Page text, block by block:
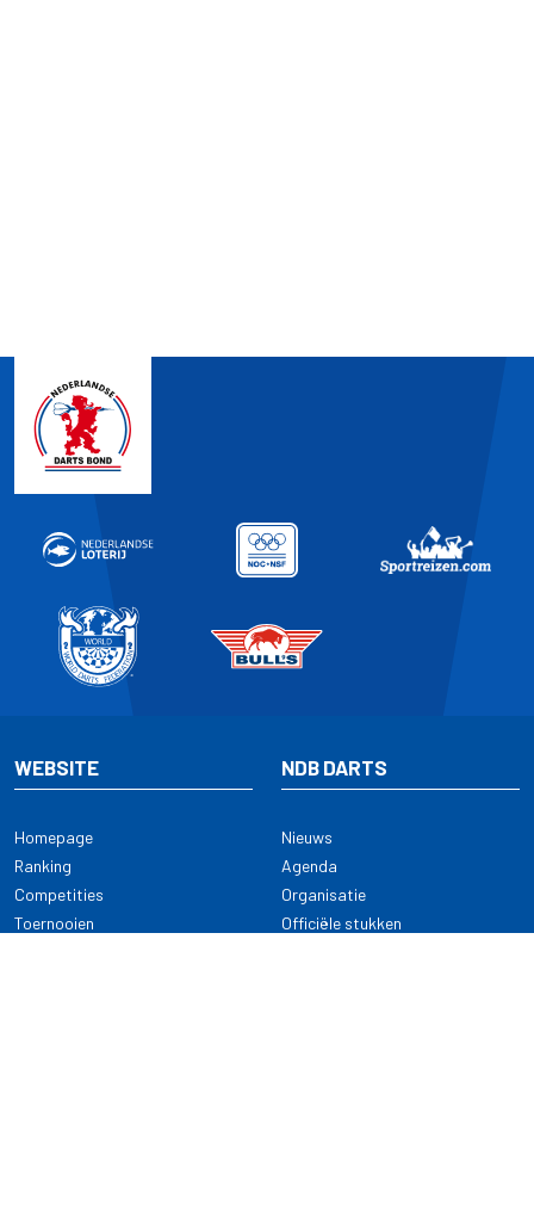
WEBSITE
Homepage
Ranking
Competities
Toernooien
NDB DARTS
Nieuws
Agenda
Organisatie
Officiële stukken